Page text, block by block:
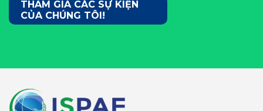
THAM GIA CÁC SỰ KIỆN
CỦA CHÚNG TÔI!